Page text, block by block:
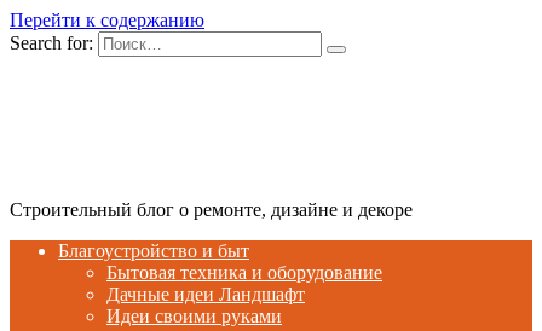
Перейти к содержанию
Search for:
Строительный блог о ремонте, дизайне и декоре
Благоустройство и быт
Бытовая техника и оборудование
Дачные идеи Ландшафт
Идеи своими руками